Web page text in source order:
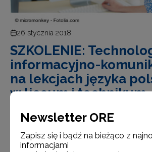
26 stycznia 2018
SZKOLENIE:
informacyjno-
na lekcjach języka
w liceum i technikum
Wydział Innowacji i Rozwoju
uczestników na szkolenie
komunikacyjne na lekcjach języka
i technikum”. Szkolenie odbędzie się
Newsletter ORE
Zapisz się i bądź na bieżąco z
informacjami